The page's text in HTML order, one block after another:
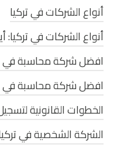
أنواع الشركات في تركيا
أنواع الشركات في
افضل شركة محاسبة
افضل شركة محاسبة في
الخطوات القانونية
الشركة الشخصية في